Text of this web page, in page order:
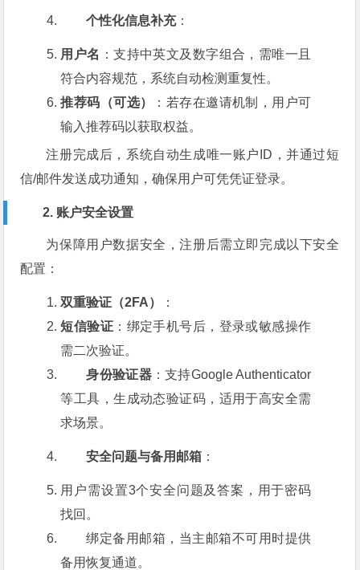
个性化信息补充：
用户名 ：支持中英文及数字组合，需唯一且
符合内容规范，系统自动检测重复性。
推荐码（可选）
：若存在邀请机制，用户可
输入推荐码以获取权益。
注册完成后，系统自动生成唯一账户ID，并通过短
信/邮件发送成功通知，确保用户可凭凭证登录。
2. 账户安全设置
为保障用户数据安全，注册后需立即完成以下安全
配置：
双重验证（2FA）
：
短信验证 ：绑定手机号后，登录或敏感操作
需二次验证。
身份验证器：支持Google Authenticator
等工具，生成动态验证码，适用于高安全需
求场景。
安全问题与备用邮箱 ：
用户需设置3个安全问题及答案，用于密码
找回。
绑定备用邮箱，当主邮箱不可用时提供
备用恢复通道。